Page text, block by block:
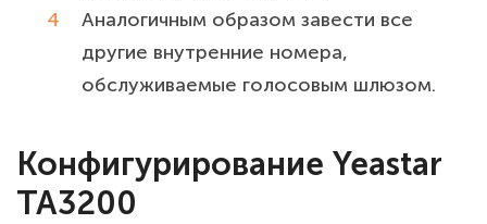
Аналогичным образом завести все
другие внутренние номера,
обслуживаемые голосовым шлюзом.
Конфигурирование Yeastar
TA3200